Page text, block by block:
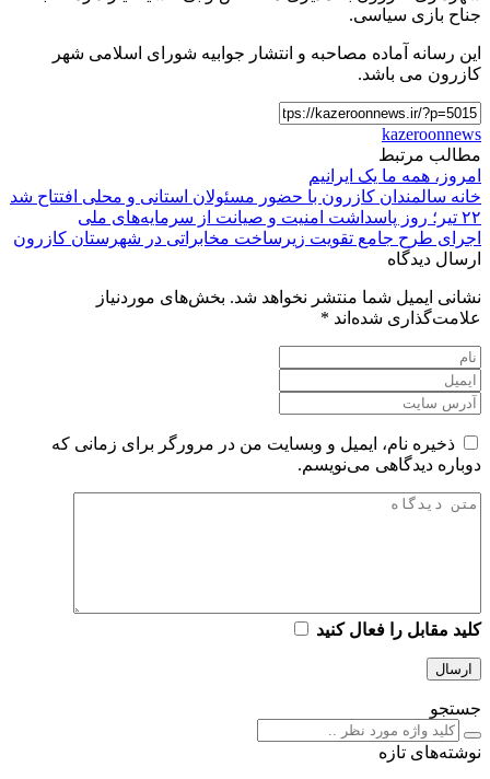
جناح بازی سیاسی.
این رسانه آماده مصاحبه و انتشار جوابیه شورای اسلامی شهر
کازرون می باشد.
kazeroonnews
مطالب مرتبط
امروز، همه ما یک ایرانیم
خانه سالمندان کازرون با حضور مسئولان استانی و محلی افتتاح شد
۲۲ تیر؛ روز پاسداشت امنیت و صیانت از سرمایه‌های ملی
اجرای طرح جامع تقویت زیرساخت مخابراتی در شهرستان کازرون
ارسال دیدگاه
نشانی ایمیل شما منتشر نخواهد شد. بخش‌های موردنیاز
علامت‌گذاری شده‌اند *
ذخیره نام، ایمیل و وبسایت من در مرورگر برای زمانی که
دوباره دیدگاهی می‌نویسم.
کلید مقابل را فعال کنید
جستجو
نوشته‌های تازه